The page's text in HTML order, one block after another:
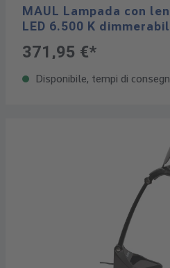
MAUL Lampada con
LED 6.500 K
371,95 €*
Disponibile, tempi di